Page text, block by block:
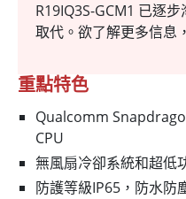
R19IQ3S-GCM1 已逐
取代。欲了解更多信息
重點特色
Qualcomm
CPU
無風扇冷卻系統和超低
防護等級IP65，防水防